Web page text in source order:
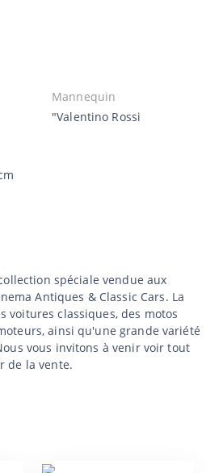
Mannequin
"Valentino Rossi
spéciale vendue aux
Antiques & Classic Cars. La
voitures classiques, des motos
ainsi qu'une grande variété
vous invitons à venir voir tout
de la vente.